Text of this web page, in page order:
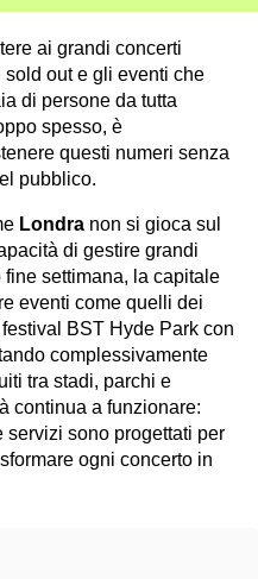
ai grandi concerti
out e gli eventi che
di persone da tutta
spesso, è
questi numeri senza
pubblico.
Londra non si gioca sul
di gestire grandi
settimana, la capitale
eventi come quelli dei
BST Hyde Park con
complessivamente
tra stadi, parchi e
continua a funzionare:
servizi sono progettati per
ogni concerto in